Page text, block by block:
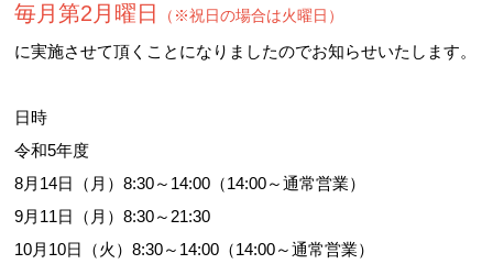
毎月第2月曜日 （※祝日の場合は火曜日）
に実施させて頂くことになりましたのでお知らせいたします。
日時
令和5年度
8月14日（月）8:30～14:00（14:00～通常営業）
9月11日（月）8:30～21:30
10月10日（火）8:30～14:00（14:00～通常営業）